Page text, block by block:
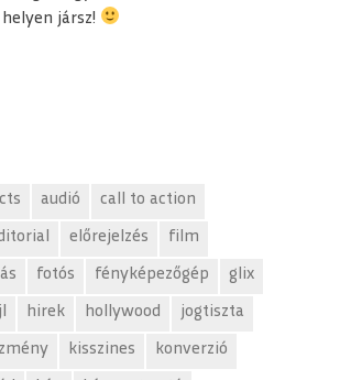
jársz!
audió call to action
előrejelzés film
fotós fényképezőgép glix
hirek hollywood jogtiszta
kisszines konverzió